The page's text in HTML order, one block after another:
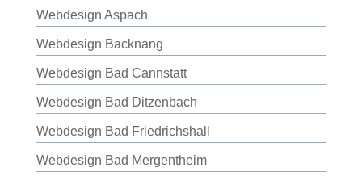
Webdesign Aspach
Webdesign Backnang
Webdesign Bad Cannstatt
Webdesign Bad Ditzenbach
Webdesign Bad Friedrichshall
Webdesign Bad Mergentheim